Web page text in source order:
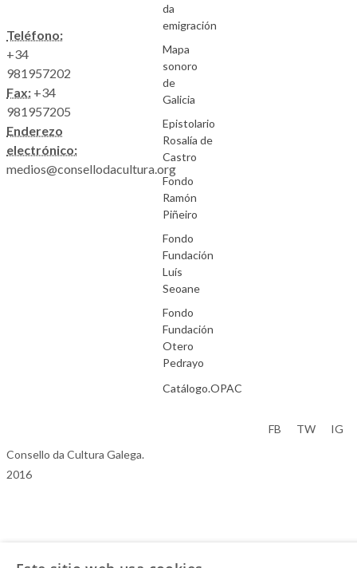
Teléfono:
+34
981957202
Fax: +34
981957205
Enderezo
electrónico:
medios@consellodacultura.org
da
emigración
Mapa
sonoro
de
Galicia
Epistolario
Rosalía de
Castro
Fondo
Ramón
Piñeiro
Fondo
Fundación
Luís
Seoane
Fondo
Fundación
Otero
Pedrayo
Catálogo.OPAC
Consello da Cultura Galega.
2016
FB TW IG